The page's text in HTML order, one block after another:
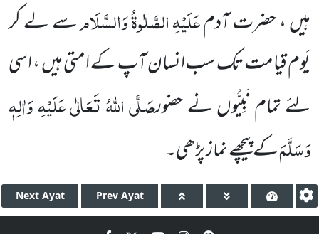
ہیں ، حضرت آدمعَلَیْہِ الصَّلٰوۃُ وَالسَّلَامسے لے کر
یَوم قیامت تک سب انسان آپ کے امتی ہیں ، اسی
لئے تمام نَبِیُّوں نے حضورصَلَّی اللہُ تَعَالٰی عَلَیْہِ وَاٰلِہٖ
وَسَلَّمَکے پیچھے نماز پڑھی۔
Next Ayat Prev Ayat